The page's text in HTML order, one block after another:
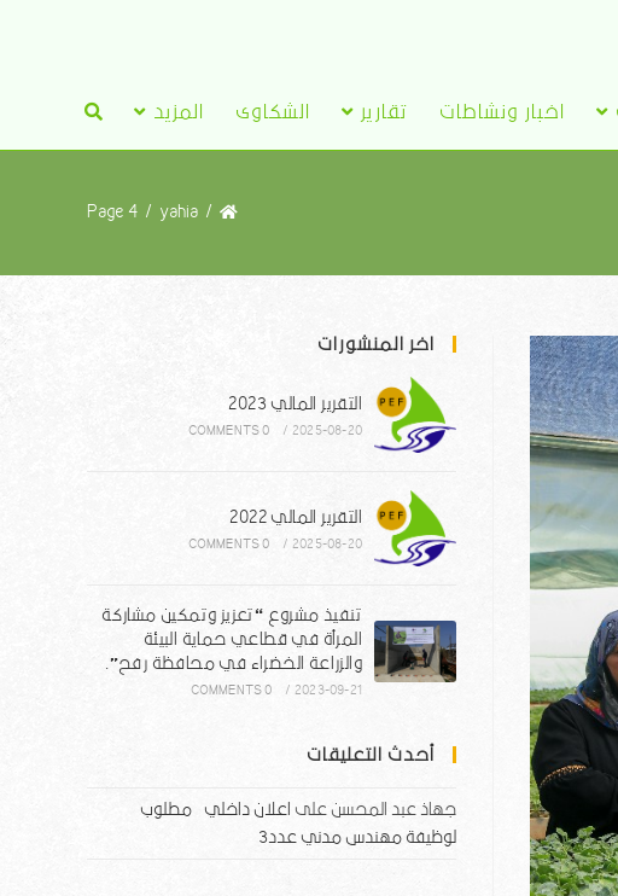
اخبار ونشاطات تقارير الشكاوى المزيد
/
yahia
/
Page 4
اخر المنشورات
التقرير المالي 2023
2025-08-20
/
0 COMMENTS
التقرير المالي 2022
2025-08-20
/
0 COMMENTS
تنفيذ مشروع “تعزيز وتمكين مشاركة
المرأة في قطاعي حماية البيئة
والزراعة الخضراء في محافظة رفح”.
2023-09-21
/
0 COMMENTS
أحدث التعليقات
جهاذ عبد المحسن على اعلان داخلي – مطلوب
لوظيفة مهندس مدني عدد3